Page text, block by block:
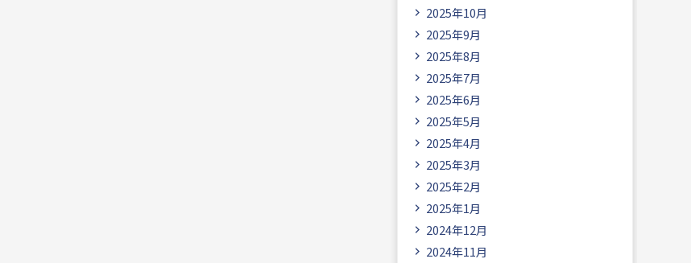
2025年10月
2025年9月
2025年8月
2025年7月
2025年6月
2025年5月
2025年4月
2025年3月
2025年2月
2025年1月
2024年12月
2024年11月